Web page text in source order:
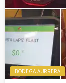
BODEGA AURRERA